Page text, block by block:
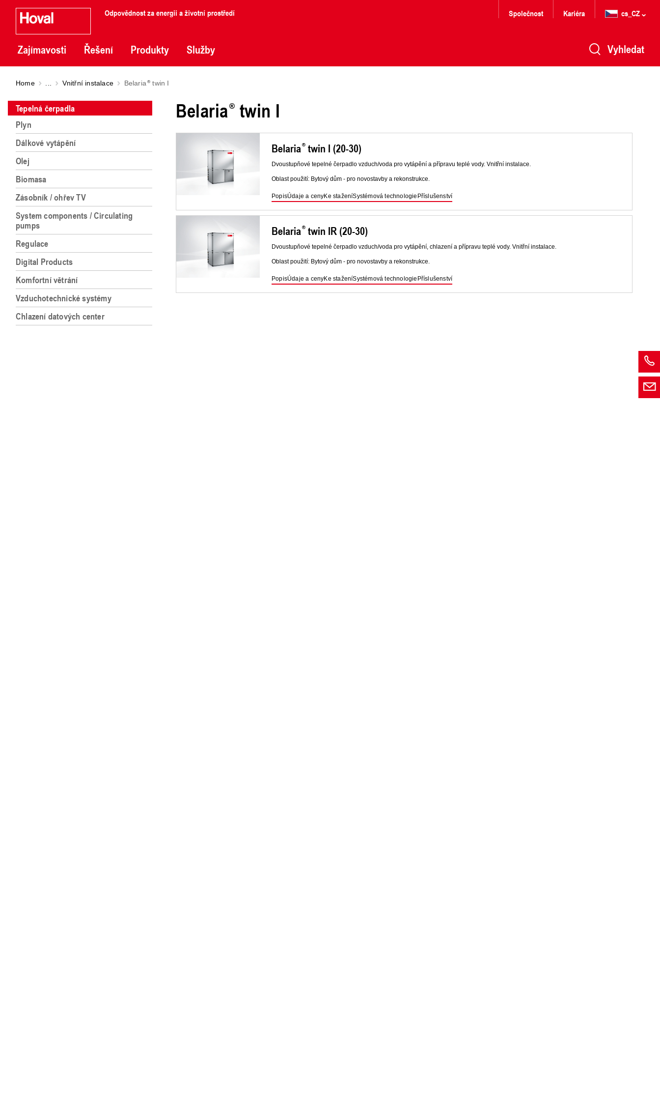
Odpovědnost za energii a životní prostředí
Zajímavosti Řešení Produkty Služby
Společnost Kariéra cs_CZ
Vyhledat
Home Vnitřní instalace Belaria twin I
Tepelná čerpadla
Plyn
Dálkové vytápění
Olej
Biomasa
Zásobník / ohřev TV
System components / Circulating
pumps
Regulace
Digital Products
Komfortní větrání
Vzduchotechnické systémy
Chlazení datových center
Belaria twin I
Belaria twin I (20-30)
Dvoustupňové tepelné čerpadlo vzduch/voda pro vytápění a přípravu teplé vody. Vnitřní instalace.
Oblast použití: Bytový dům - pro novostavby a rekonstrukce.
PopisÚdaje a cenyKe staženíSystémová technologie Příslušenství
Belaria twin IR (20-30)
Dvoustupňové tepelné čerpadlo vzduch/voda pro vytápění, chlazení a přípravu teplé vody. Vnitřní instalace.
Oblast použití: Bytový dům - pro novostavby a rekonstrukce.
PopisÚdaje a cenyKe staženíSystémová technologie Příslušenství